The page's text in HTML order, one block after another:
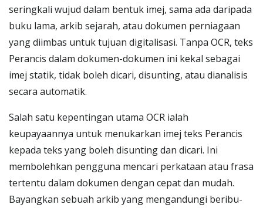
seringkali wujud dalam bentuk imej, sama ada daripada
buku lama, arkib sejarah, atau dokumen perniagaan
yang diimbas untuk tujuan digitalisasi. Tanpa OCR, teks
Perancis dalam dokumen-dokumen ini kekal sebagai
imej statik, tidak boleh dicari, disunting, atau dianalisis
secara automatik.
Salah satu kepentingan utama OCR ialah
keupayaannya untuk menukarkan imej teks Perancis
kepada teks yang boleh disunting dan dicari. Ini
membolehkan pengguna mencari perkataan atau frasa
tertentu dalam dokumen dengan cepat dan mudah.
Bayangkan sebuah arkib yang mengandungi beribu-